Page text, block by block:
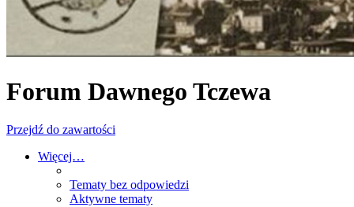
Forum Dawnego Tczewa
Przejdź do zawartości
Więcej…
Tematy bez odpowiedzi
Aktywne tematy